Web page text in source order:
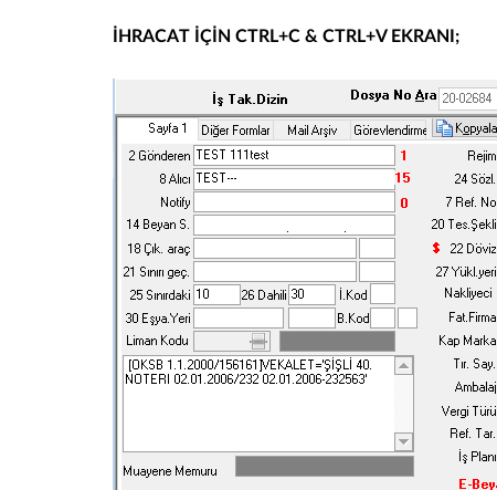
İHRACAT İÇİN CTRL+C & CTRL+V EKRANI;